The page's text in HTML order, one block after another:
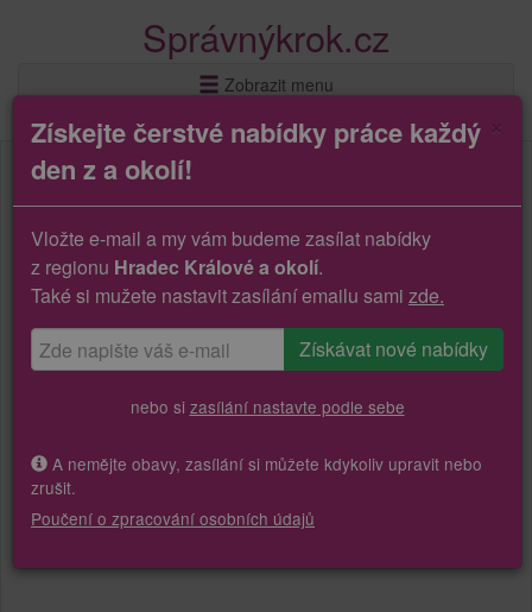
Správnýkrok.cz
Zobrazit menu
Získejte čerstvé nabídky práce každý
den z a okolí!
Vložte e-mail a my vám budeme zasílat nabídky
z regionu Hradec Králové a okolí.
Také si mužete nastavit zasílání emailu sami zde.
nebo si zasílání nastavte podle sebe
A nemějte obavy, zasílání si můžete kdykoliv upravit nebo
zrušit.
Poučení o zpracování osobních údajů